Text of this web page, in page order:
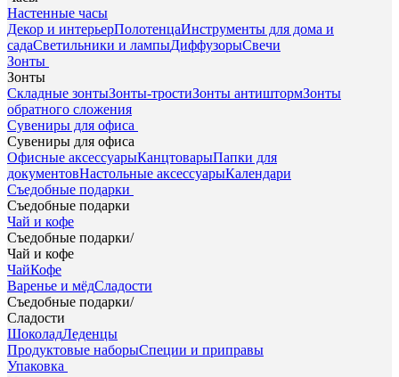
Настенные часы
Декор и интерьерПолотенцаИнструменты для дома и
садаСветильники и лампыДиффузорыСвечи
Зонты
Зонты
Складные зонтыЗонты-тростиЗонты антиштормЗонты
обратного сложения
Сувениры для офиса
Сувениры для офиса
Офисные аксессуарыКанцтоварыПапки для
документовНастольные аксессуарыКалендари
Съедобные подарки
Съедобные подарки
Чай и кофе
Съедобные подарки/
Чай и кофе
ЧайКофе
Варенье и мёдСладости
Съедобные подарки/
Сладости
ШоколадЛеденцы
Продуктовые наборыСпеции и приправы
Упаковка